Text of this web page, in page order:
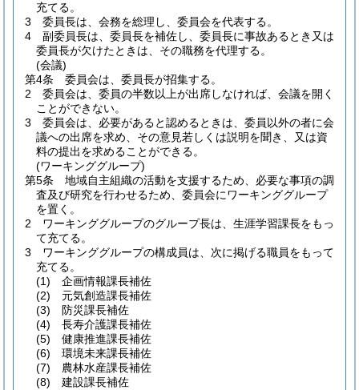
充てる。
3
委員長は、会務を総理し、委員会を代表する。
4
副委員長は、委員長を補佐し、委員長に事故あるとき又は
委員長が欠けたときは、その職務を代理する。
(会議)
第4条
委員会は、委員長が招集する。
2
委員会は、委員の半数以上が出席しなければ、会議を開く
ことができない。
3
委員会は、必要があると認めるときは、委員以外の者に会
議への出席を求め、その意見若しくは説明を聞き、又は資
料の提出を求めることができる。
(ワーキンググループ)
第5条
地域自主組織の活動を支援するため、必要な事項の調
査及び研究を行わせるため、委員会にワーキンググループ
を置く。
2
ワーキンググループのグループ長は、生涯学習課長をもっ
て充てる。
3
ワーキンググループの構成員は、次に掲げる職員をもって
充てる。
(1)
企画情報課長補佐
(2)
元気創造課長補佐
(3)
防災課長補佐
(4)
長寿介護課長補佐
(5)
健康推進課長補佐
(6)
環境未来課長補佐
(7)
農林水産課長補佐
(8)
建設課長補佐